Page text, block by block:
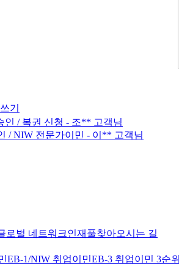
기
인 / 복권 신청 - 조** 고객님
/ NIW 전문가이민 - 이** 고객님
로벌 네트워크인재풀찾아오시는 길
EB-1/NIW 취업이민EB-3 취업이민 3순위